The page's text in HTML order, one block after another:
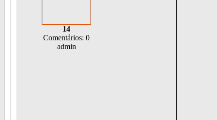
14
Comentários: 0
admin